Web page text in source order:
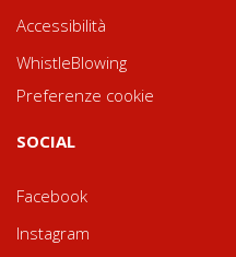
Accessibilità
WhistleBlowing
Preferenze cookie
SOCIAL
Facebook
Instagram